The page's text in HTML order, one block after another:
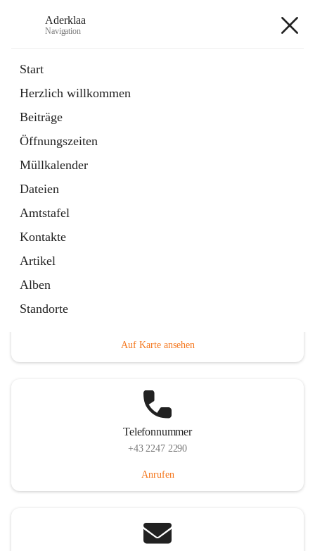
Aderklaa
Navigation
Start
Herzlich willkommen
Beiträge
Öffnungszeiten
Müllkalender
Dateien
Amtstafel
Kontakte
Artikel
Alben
Standorte
6 Schnellzugriffe
Gemeinde
3 Schnellzugriffe
Auf Karte ansehen
Telefonnummer
+43 2247 2290
Anrufen